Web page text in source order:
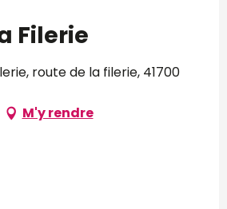
Filerie
route de la filerie, 41700
M'y rendre